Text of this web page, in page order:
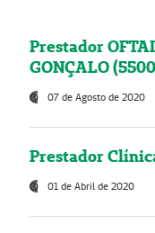
Prestador
GONÇALO
07 de Agosto de 2020
Prestador
01 de Abril de 2020